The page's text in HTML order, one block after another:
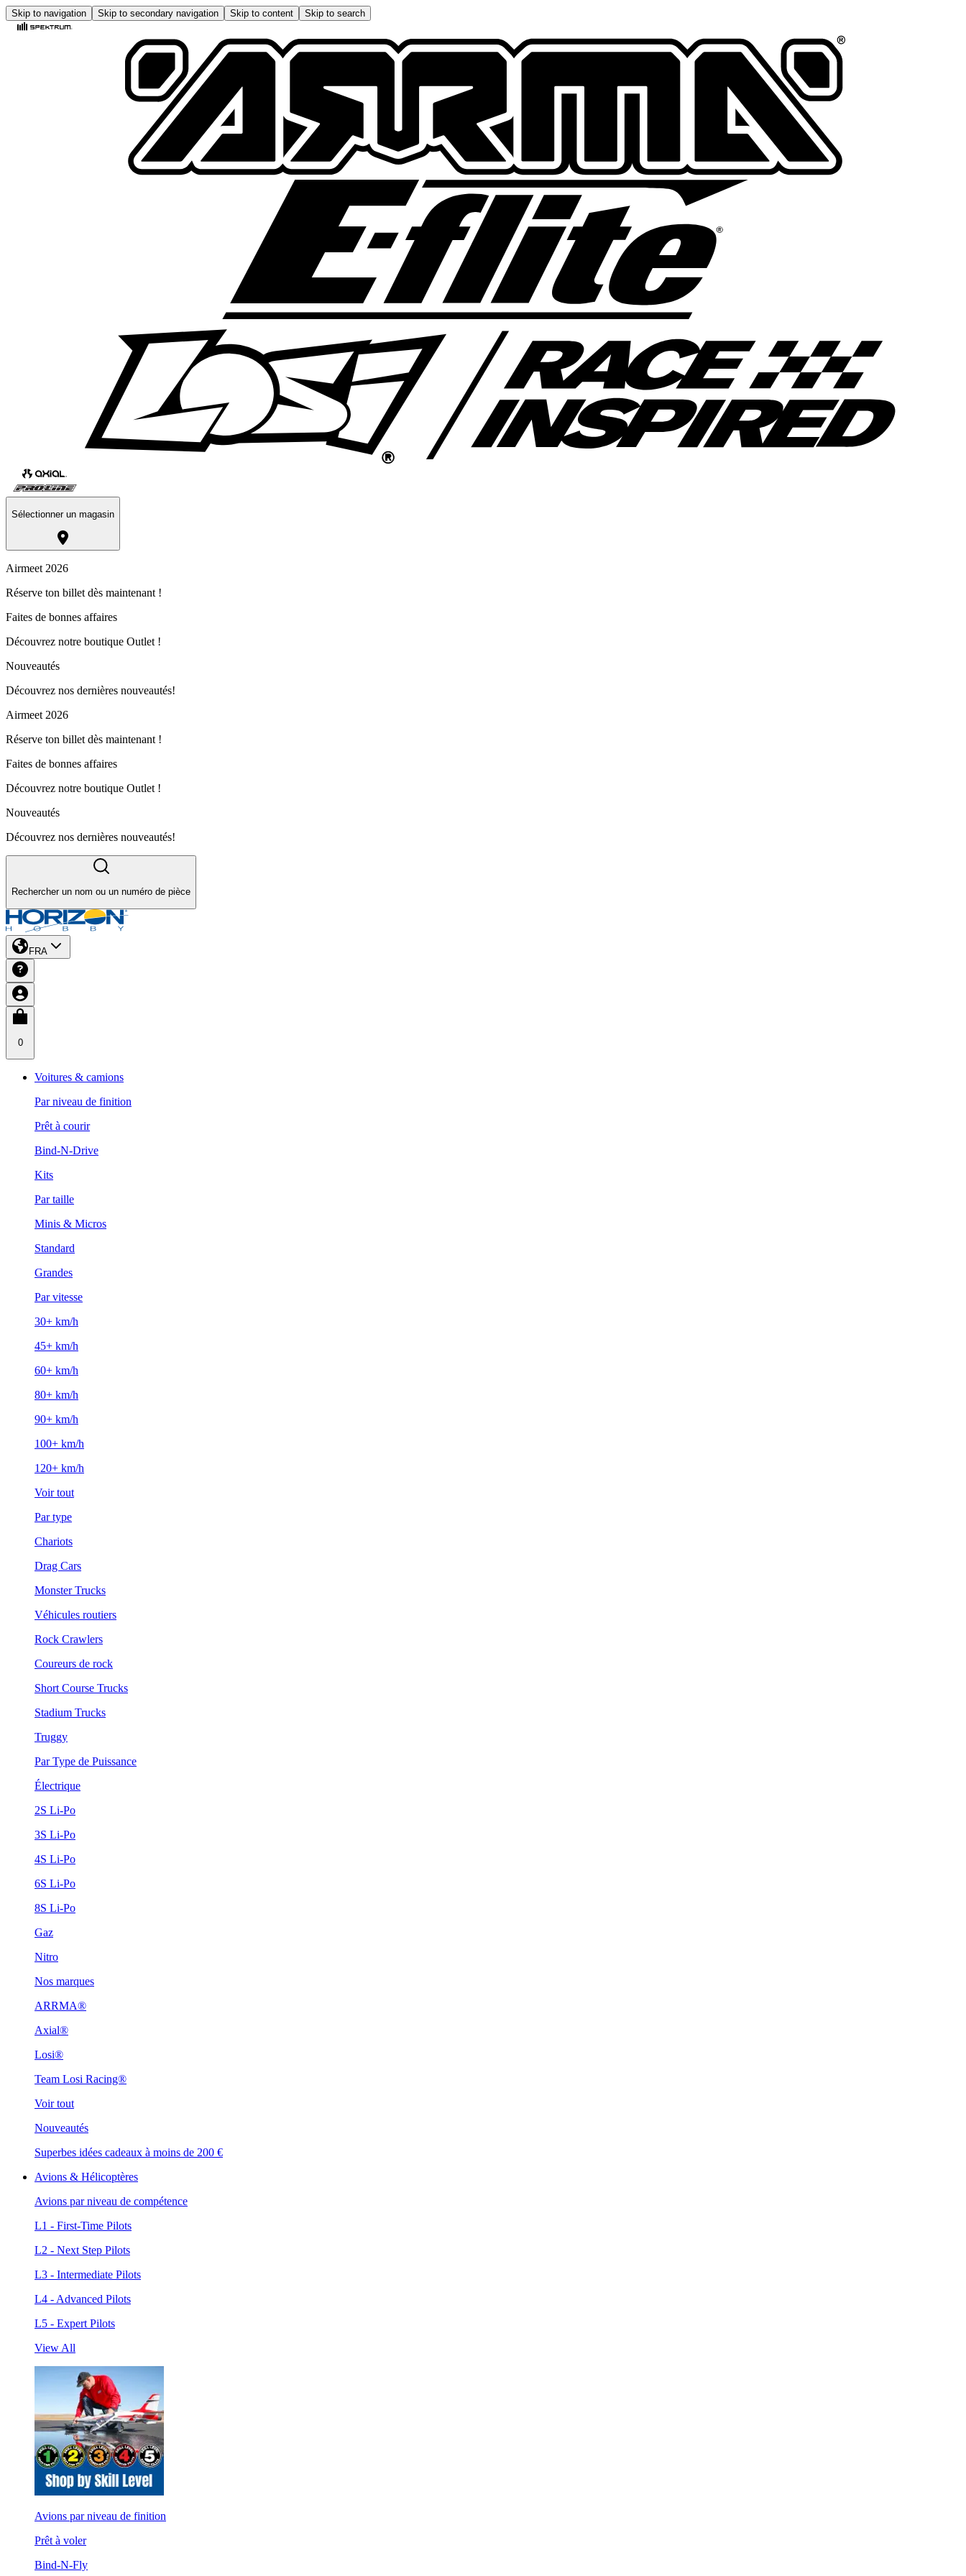
Skip to navigation Skip to secondary navigation Skip to content Skip to search
Sélectionner un magasin
Airmeet 2026
Réserve ton billet dès maintenant !
Faites de bonnes affaires
Découvrez notre boutique Outlet !
Nouveautés
Découvrez nos dernières nouveautés!
Airmeet 2026
Réserve ton billet dès maintenant !
Faites de bonnes affaires
Découvrez notre boutique Outlet !
Nouveautés
Découvrez nos dernières nouveautés!
Rechercher un nom ou un numéro de pièce
FRA
0
Voitures & camions
Par niveau de finition
Prêt à courir
Bind-N-Drive
Kits
Par taille
Minis & Micros
Standard
Grandes
Par vitesse
30+ km/h
45+ km/h
60+ km/h
80+ km/h
90+ km/h
100+ km/h
120+ km/h
Voir tout
Par type
Chariots
Drag Cars
Monster Trucks
Véhicules routiers
Rock Crawlers
Coureurs de rock
Short Course Trucks
Stadium Trucks
Truggy
Par Type de Puissance
Électrique
2S Li-Po
3S Li-Po
4S Li-Po
6S Li-Po
8S Li-Po
Gaz
Nitro
Nos marques
ARRMA®
Axial®
Losi®
Team Losi Racing®
Voir tout
Nouveautés
Superbes idées cadeaux à moins de 200 €
Avions & Hélicoptères
Avions par niveau de compétence
L1 - First-Time Pilots
L2 - Next Step Pilots
L3 - Intermediate Pilots
L4 - Advanced Pilots
L5 - Expert Pilots
View All
Avions par niveau de finition
Prêt à voler
Bind-N-Fly